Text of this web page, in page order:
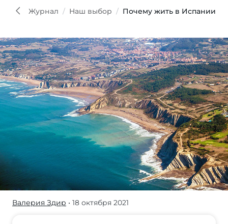
Журнал Наш выбор Почему жить в Испании
Море,
Валерия Здир • 18 октября 2021